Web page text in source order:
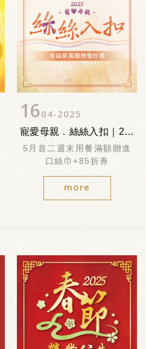
1604 2025
寵愛母親．絲絲入扣｜2025母親節活動
5月首二週末用餐滿額贈進
口絲巾+85折券
more